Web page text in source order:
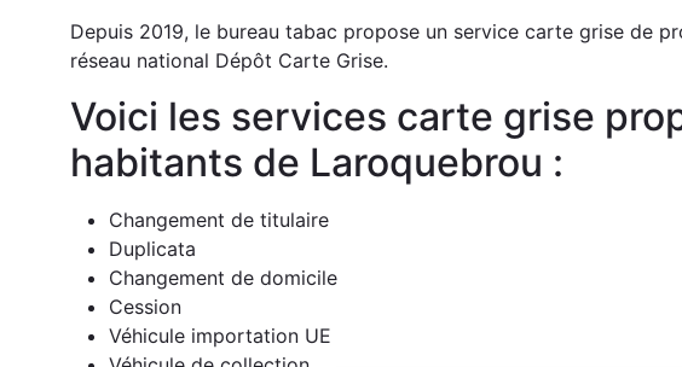
Depuis 2019, le bureau tabac propose un service carte grise de
réseau national Dépôt Carte Grise.
Voici les services carte grise
habitants de Laroquebrou :
Changement de titulaire
Duplicata
Changement de domicile
Cession
Véhicule importation UE